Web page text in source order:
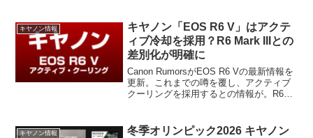
キヤノン情報
キヤノン「EOS R6 V」はアクテ
ィブ冷却を採用？R6 Mark IIIとの
差別化が明確に
Canon RumorsがEOS R6 Vの最新情報を
更新。これまでの噂を覆し、アクティブ
クーリングを採用するとの情報が。R6
いてもまとめています。
キヤノン情報
冬季オリンピック2026 キヤノン